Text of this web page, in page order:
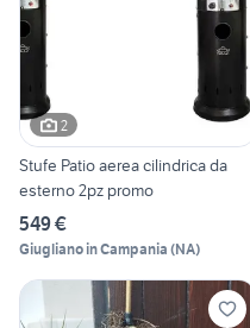
2
Stufe Patio aerea cilindrica da
esterno 2pz promo
549 €
Giugliano in Campania (NA)